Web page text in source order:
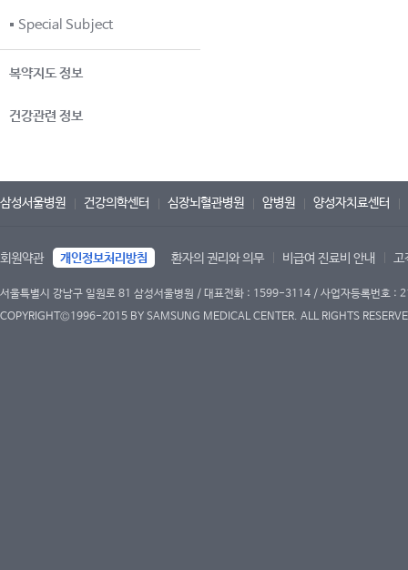
Special Subject
복약지도 정보
건강관련 정보
삼성서울병원 건강의학센터 심장뇌혈관병원 암병원 양성자치료센터
회원약관 개인정보처리방침 환자의 권리와 의무 비급여 진료비 안내 고
서울특별시 강남구 일원로 81 삼성서울병원 / 대표전화 : 1599-3114 / 사업자등록번호
COPYRIGHT©1996-2015 BY SAMSUNG MEDICAL CENTER. ALL RIGHTS